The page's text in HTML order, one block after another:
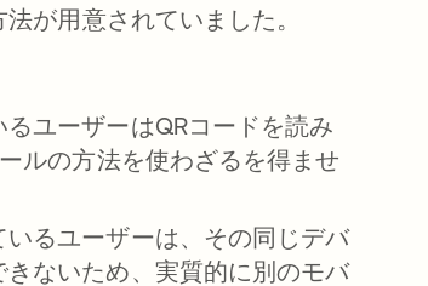
が用意されていました。
ユーザーはQRコードを読み
ルの方法を使わざるを得ませ
るユーザーは、その同じデバ
ないため、実質的に別のモバ